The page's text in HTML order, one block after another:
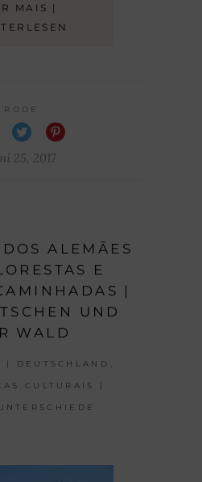
MAIS |
RODE
25, 2017
ALEMÃES
E
|
UND
WALD
| DEUTSCHLAND
CULTURAIS |